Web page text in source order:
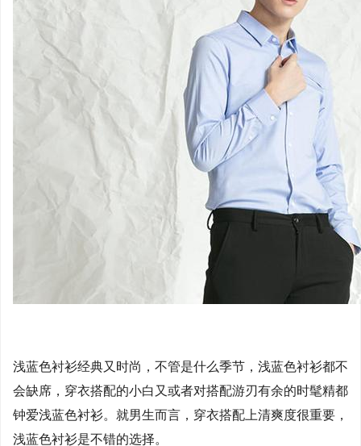
浅蓝色衬衫经典又时尚，不管是什么季节，浅蓝色衬衫都不
会缺席，穿衣搭配的小白又或者对搭配游刃有余的时髦精都
钟爱浅蓝色衬衫。就男生而言，穿衣搭配上清爽度很重要，
浅蓝色衬衫是不错的选择。